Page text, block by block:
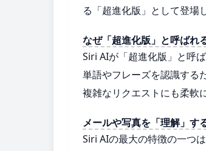
る「超進化版」として登場
なぜ「超進化版」と呼ばれ
Siri AIが「超進化版」と呼
単語やフレーズを認識する
複雑なリクエストにも柔軟
メールや写真を「理解」す
Siri AIの最大の特徴の一つは